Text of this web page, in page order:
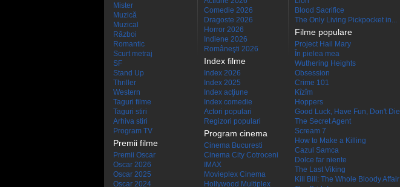
Mister
Muzică
Muzical
Război
Romantic
Scurt metraj
SF
Stand Up
Thriller
Western
Taguri filme
Taguri stiri
Arhiva stiri
Program TV
Premii filme
Premii Oscar
Oscar 2026
Oscar 2025
Oscar 2024
Comedie 2026
Dragoste 2026
Horror 2026
Indiene 2026
Româneşti 2026
Index filme
Index 2026
Index 2025
Index acţiune
Index comedie
Actori populari
Regizori populari
Program cinema
Cinema Bucuresti
Cinema City Cotroceni
IMAX
Movieplex Cinema
Hollywood Multiplex
Blood Sacrifice
The Only Living Pickpocket in...
Filme populare
Project Hail Mary
În pielea mea
Wuthering Heights
Obsession
Crime 101
Kîzîm
Hoppers
Good Luck, Have Fun, Don't Die
The Secret Agent
Scream 7
How to Make a Killing
Cazul Samca
Dolce far niente
The Last Viking
Kill Bill: The Whole Bloody Affair